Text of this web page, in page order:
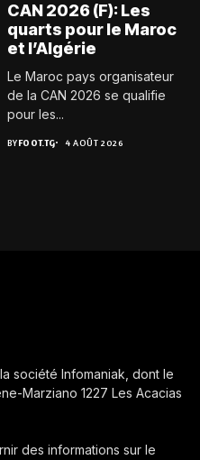
CAN 2026 (F): Les
quarts pour le Maroc
et l’Algérie
Le Maroc pays organisateur
de la CAN 2026 se qualifie
pour les...
BYFOOT.TG 4 AOÛT 2026
société Infomaniak, dont le
Marziano 1227 Les Acacias
des informations sur le